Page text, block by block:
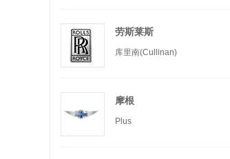
劳斯莱斯
库里南(Cullinan)
摩根
Plus